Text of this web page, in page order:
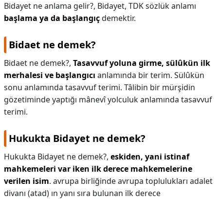
ALANLARI
KAPLICALAR
İLETİŞİM
Bidayet ne anlama gelir?, Bidayet, TDK sözlük anlamı
başlama ya da başlangıçdemektir.
Bidaet ne demek?
Bidaet ne demek?, Tasavvuf yoluna girme, sülûkün ilk
merhalesi ve başlangıcı anlamında bir terim. Sülûkün
sonu anlamında tasavvuf terimi. Tâlibin bir mürşidin
gözetiminde yaptığı mânevî yolculuk anlamında tasavvuf
terimi.
Hukukta Bidayet ne demek?
Hukukta Bidayet ne demek?, eskiden, yani istinaf
mahkemeleri var iken ilk derece mahkemelerine
verilen isim. avrupa birliğinde avrupa toplulukları adalet
divanı (atad) ın yanı sıra bulunan ilk derece